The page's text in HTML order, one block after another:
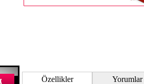
Özellikler Yorumlar